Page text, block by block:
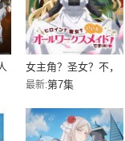
女主角？圣女？不，
我是杂役女仆（自
最新:第7集